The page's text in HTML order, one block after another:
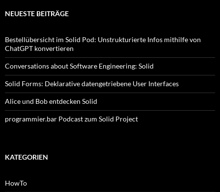
NEUESTE BEITRÄGE
Bestellübersicht im Solid Pod: Unstrukturierte Infos mithilfe von
ChatGPT konvertieren
Conversations about Software Engineering: Solid
Solid Forms: Deklarative datengetriebene User Interfaces
Alice und Bob entdecken Solid
programmier.bar Podcast zum Solid Project
KATEGORIEN
HowTo